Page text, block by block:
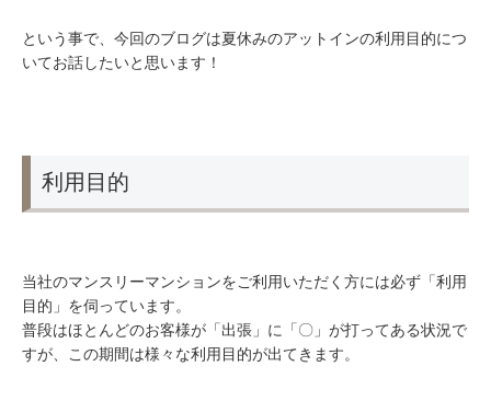
という事で、今回のブログは夏休みのアットインの利用目的につ
いてお話したいと思います！
利用目的
当社のマンスリーマンションをご利用いただく方には必ず「利用
目的」を伺っています。
普段はほとんどのお客様が「出張」に「〇」が打ってある状況で
すが、この期間は様々な利用目的が出てきます。